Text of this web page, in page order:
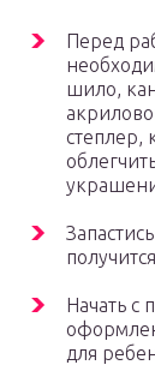
Перед
шило,
степлер,
Начать с
для